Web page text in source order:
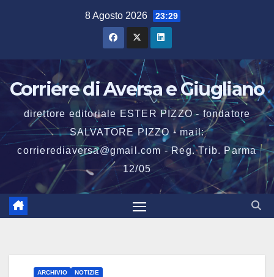
8 Agosto 2026 23:29
Corriere di Aversa e Giugliano
direttore editoriale ESTER PIZZO - fondatore
SALVATORE PIZZO - mail:
corrierediaversa@gmail.com - Reg. Trib. Parma
12/05
ARCHIVIO NOTIZIE